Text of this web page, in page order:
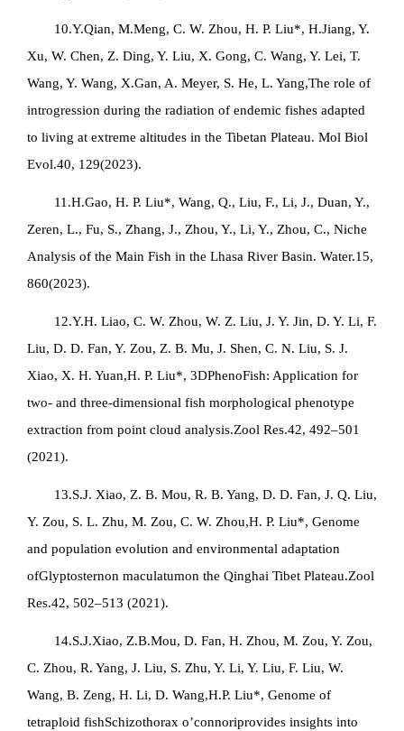
10.Y.Qian, M.Meng, C. W. Zhou, H. P. Liu*, H.Jiang, Y.
Xu, W. Chen, Z. Ding, Y. Liu, X. Gong, C. Wang, Y. Lei, T.
Wang, Y. Wang, X.Gan, A. Meyer, S. He, L. Yang,The role of
introgression during the radiation of endemic fishes adapted
to living at extreme altitudes in the Tibetan Plateau. Mol Biol
Evol.40, 129(2023).
11.H.Gao, H. P. Liu*, Wang, Q., Liu, F., Li, J., Duan, Y.,
Zeren, L., Fu, S., Zhang, J., Zhou, Y., Li, Y., Zhou, C., Niche
Analysis of the Main Fish in the Lhasa River Basin. Water.15,
860(2023).
12.Y.H. Liao, C. W. Zhou, W. Z. Liu, J. Y. Jin, D. Y. Li, F.
Liu, D. D. Fan, Y. Zou, Z. B. Mu, J. Shen, C. N. Liu, S. J.
Xiao, X. H. Yuan,H. P. Liu*, 3DPhenoFish: Application for
two- and three-dimensional fish morphological phenotype
extraction from point cloud analysis.Zool Res.42, 492–501
(2021).
13.S.J. Xiao, Z. B. Mou, R. B. Yang, D. D. Fan, J. Q. Liu,
Y. Zou, S. L. Zhu, M. Zou, C. W. Zhou,H. P. Liu*, Genome
and population evolution and environmental adaptation
ofGlyptosternon maculatumon the Qinghai Tibet Plateau.Zool
Res.42, 502–513 (2021).
14.S.J.Xiao, Z.B.Mou, D. Fan, H. Zhou, M. Zou, Y. Zou,
C. Zhou, R. Yang, J. Liu, S. Zhu, Y. Li, Y. Liu, F. Liu, W.
Wang, B. Zeng, H. Li, D. Wang,H.P. Liu*, Genome of
tetraploid fishSchizothorax o’connoriprovides insights into